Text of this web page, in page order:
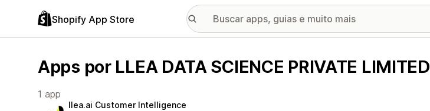
Shopify App Store
Apps por LLEA DATA SCIENCE PRIVATE LIMITED
1 app
llea.ai Customer Intelligence